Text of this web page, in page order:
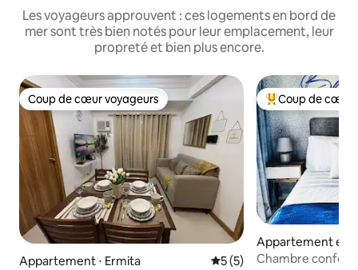
Les voyageurs approuvent : ces logements en bord de
mer sont très bien notés pour leur emplacement, leur
propreté et bien plus encore.
Coup de cœur voyageurs
Coup de cœur voyageurs
Appartement ⋅ Ermita Évaluation moyenne sur
5 (5)
Coups de cœur
Coup de cœur
Appartement en
Parañaque
Chambre